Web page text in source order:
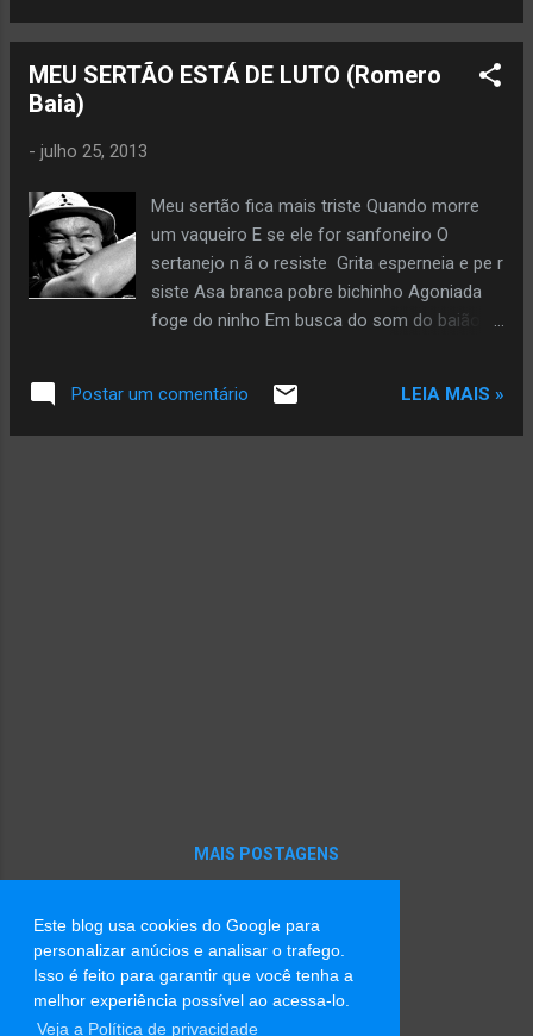
Este blog usa cookies do Google para
personalizar anúcios e analisar o trafego.
Isso é feito para garantir que você tenha a
melhor experiência possível ao acessa-lo.
Veja a Política de privacidade
MEU SERTÃO ESTÁ DE LUTO (Romero
Baia)
- julho 25, 2013
Meu sertão fica mais triste Quando morre
um vaqueiro E se ele for sanfoneiro O
sertanejo n ã o resiste Grita esperneia e pe r
siste Asa branca pobre bichinho Agoniada
foge do ninho Em busca do som do baião
Postar um comentário LEIA MAIS »
MAIS POSTAGENS
Tecnologia do Blogger
Imagens de tema por